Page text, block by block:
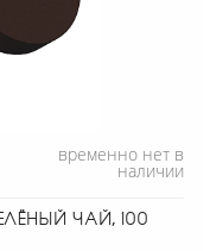
временно нет в
наличии
ЧАЙ, 100